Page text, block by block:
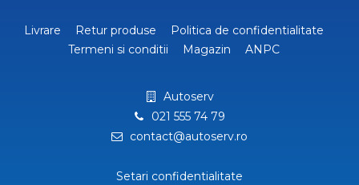
Livrare Retur produse
Politica de confidentialitate
Termeni si conditii
Magazin ANPC
Autoserv
021 555 74 79
contact@autoserv.ro
Setari confidentialitate